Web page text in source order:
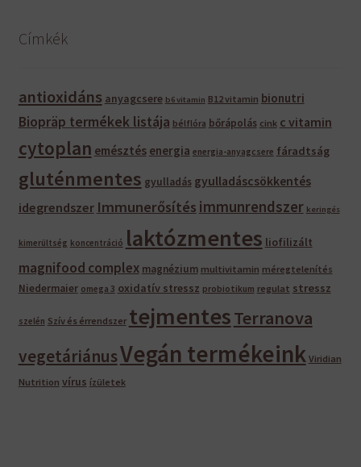
Címkék
antioxidáns anyagcsere b6 vitamin B12 vitamin bionutri
Biopräp termékek listája bélflóra bőrápolás cink c vitamin
cytoplan emésztés energia energia-anyagcsere fáradtság
gluténmentes gyulladás gyulladáscsökkentés
idegrendszer Immunerősítés immunrendszer keringés
kimerültség koncentráció laktózmentes liofilizált
magnifood complex magnézium multivitamin méregtelenítés
Niedermaier omega 3 oxidatív stressz probiotikum regulat stressz
szelén Szív és érrendszer tejmentesTerranova
vegetáriánusVegán termékeink Viridian
Nutrition vírus ízületek